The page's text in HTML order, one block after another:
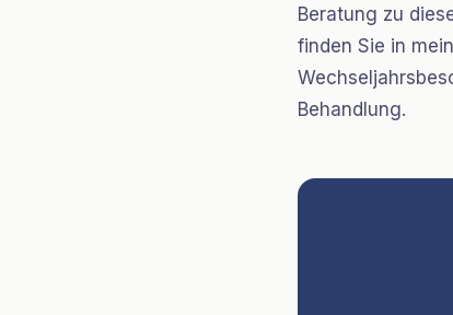
Beratung zu
finden Sie in
Behandlung.